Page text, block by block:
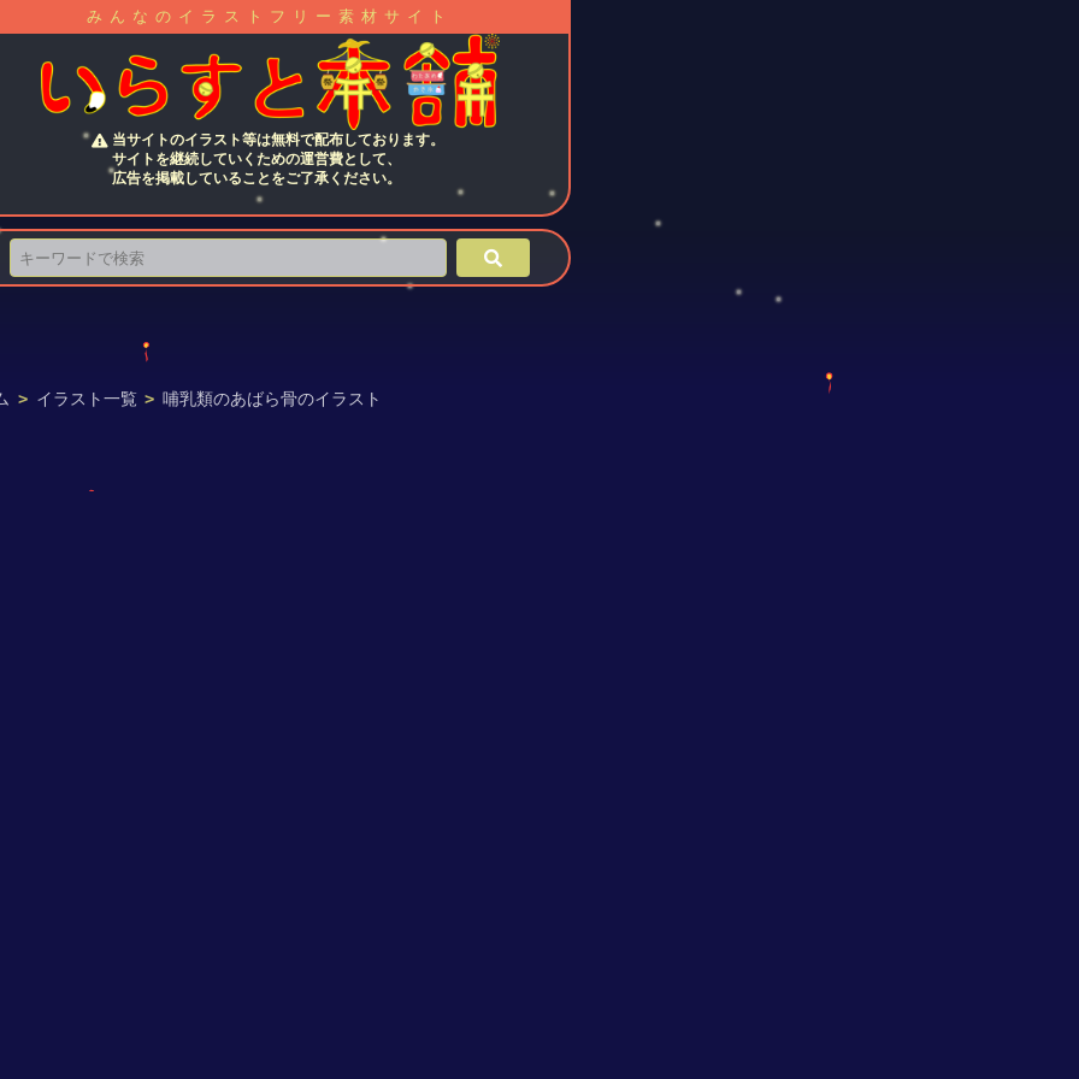
みんなのイラストフリー素材サイト
当サイトのイラスト等は無料で配布しております。
サイトを継続していくための運営費として、
広告を掲載していることをご了承ください。
> イラスト一覧 > 哺乳類のあばら骨のイラスト